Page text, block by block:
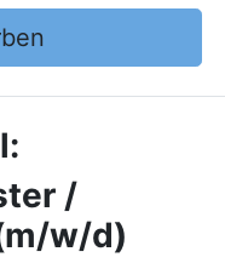
/
w/d)